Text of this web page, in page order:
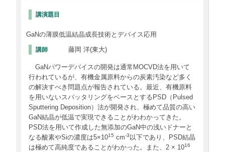
講演題目
GaNの薄膜低温結晶成長技術とデバイス応用
講師 藤岡 洋(東大)
GaNパワーデバイスの開発は通常MOCVD法を用いて
行われているが、有機金属原料からの炭素汚染など多く
の解決すべき問題点が報告されている。最近、有機原料
を用いないスパッタリングをベースとするPSD（Pulsed
Sputtering Deposition）法が開発され、極めて品質の高い
GaN結晶が低温で実現できることがわわかってきた。
PSD法を用いて作成した無添加のGaN中の浅いドナーと
なる酸素やSiの濃度は5×1015 cm-3 以下であり、PSD結晶
は極めて高純度であることがわかった。また、2 × 1016